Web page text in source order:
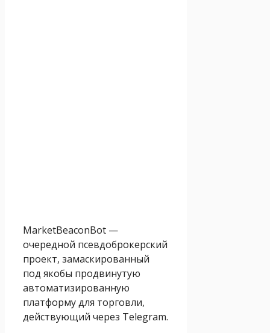
MarketBeaconBot —
очередной псевдоброкерский
проект, замаскированный
под якобы продвинутую
автоматизированную
платформу для торговли,
действующий через Telegram.